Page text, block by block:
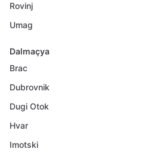
Rovinj
Umag
Dalmaçya
Brac
Dubrovnik
Dugi Otok
Hvar
Imotski